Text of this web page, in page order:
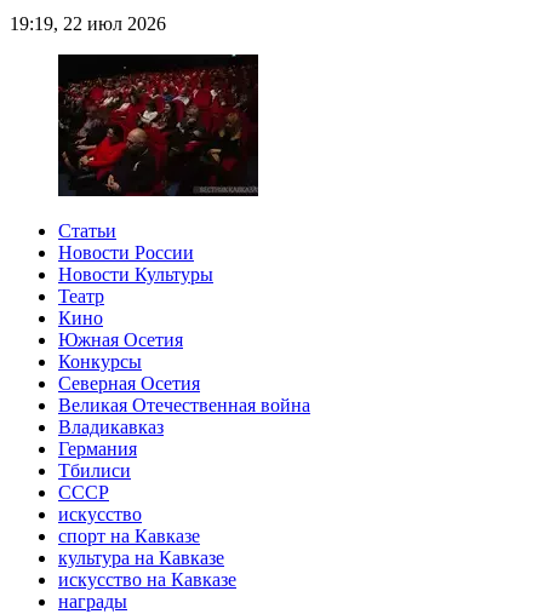
19:19, 22 июл 2026
Статьи
Новости России
Новости Культуры
Театр
Кино
Южная Осетия
Конкурсы
Северная Осетия
Великая Отечественная война
Владикавказ
Германия
Тбилиси
СССР
искусство
спорт на Кавказе
культура на Кавказе
искусство на Кавказе
награды